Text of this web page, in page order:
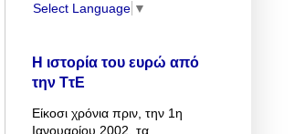
Select Language ▼
Η ιστορία του ευρώ από
την ΤτΕ
Είκοσι χρόνια πριν, την 1η
Ιανουαρίου 2002, τα